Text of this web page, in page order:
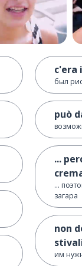
c'era
был
può
...
...
загара
non
им